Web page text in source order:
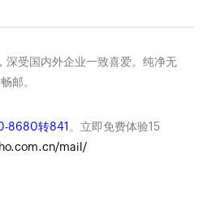
深受国内外企业一致喜爱。纯净无
邮。
8680转841 。立即免费体验15
mail/